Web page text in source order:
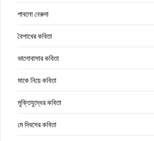
পাবলো নেরুদা
বৈশাখের কবিতা
ভালোবাসার কবিতা
মাকে নিয়ে কবিতা
মুক্তিযুদ্ধের কবিতা
মে দিবসের কবিতা